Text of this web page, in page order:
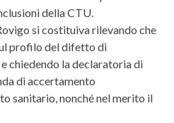
della CTU.
si costituiva rilevando che
profilo del difetto di
chiedendo la declaratoria di
di accertamento
sanitario, nonché nel merito il